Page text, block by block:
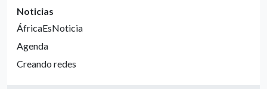
Noticias
ÁfricaEsNoticia
Agenda
Creando redes